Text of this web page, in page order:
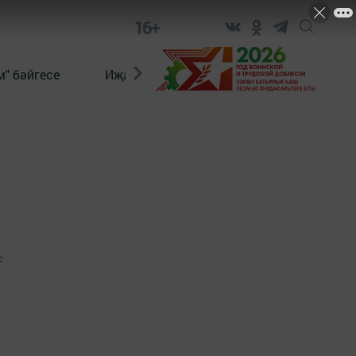
16+
бәйгесе Иҗат Реклама Онлайн